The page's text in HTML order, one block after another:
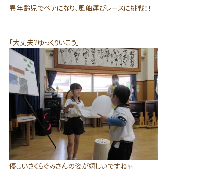
異年齢児でペアになり、風船運びレースに挑戦！！
「大丈夫？ゆっくりいこう」
優しいさくらぐみさんの姿が嬉しいですね✨